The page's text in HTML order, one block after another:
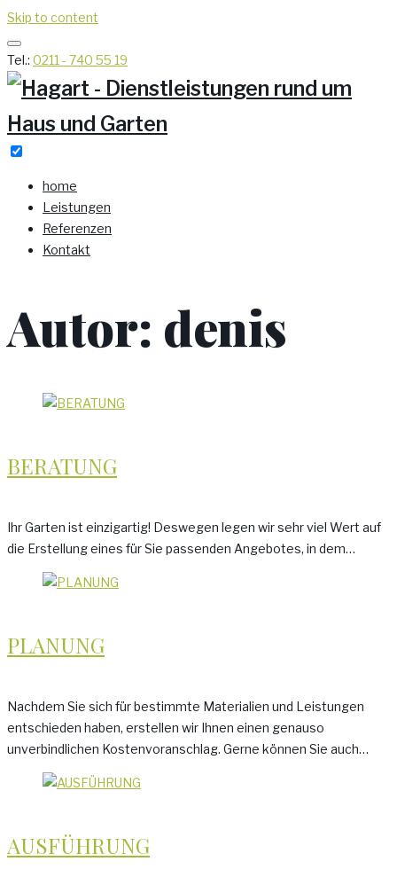
Skip to content
Tel.: 0211 - 740 55 19
home
Leistungen
Referenzen
Kontakt
Autor: denis
BERATUNG
Ihr Garten ist einzigartig! Deswegen legen wir sehr viel Wert auf
die Erstellung eines für Sie passenden Angebotes, in dem…
PLANUNG
Nachdem Sie sich für bestimmte Materialien und Leistungen
entschieden haben, erstellen wir Ihnen einen genauso
unverbindlichen Kostenvoranschlag. Gerne können Sie auch…
AUSFÜHRUNG